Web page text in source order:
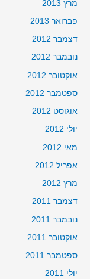
מרץ 2013
פברואר 2013
דצמבר 2012
נובמבר 2012
אוקטובר 2012
ספטמבר 2012
אוגוסט 2012
יולי 2012
מאי 2012
אפריל 2012
מרץ 2012
דצמבר 2011
נובמבר 2011
אוקטובר 2011
ספטמבר 2011
יולי 2011